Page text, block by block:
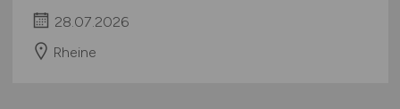
28.07.2026
Rheine